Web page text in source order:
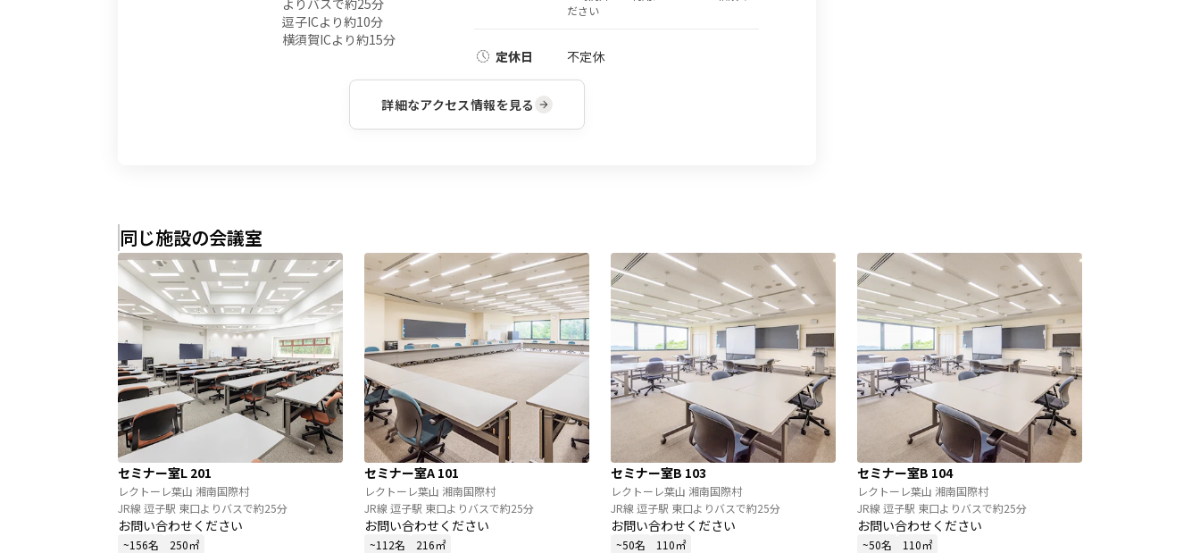
よりバスで約25分
逗子ICより約10分
横須賀ICより約15分
ださい
定休日 不定休
詳細なアクセス情報を見る
同じ施設の会議室
セミナー室L 201
レクトーレ葉山 湘南国際村
JR線 逗子駅 東口よりバスで約25分
お問い合わせください
~156名 250㎡
セミナー室A 101
レクトーレ葉山 湘南国際村
JR線 逗子駅 東口よりバスで約25分
お問い合わせください
~112名 216㎡
セミナー室B 103
レクトーレ葉山 湘南国際村
JR線 逗子駅 東口よりバスで約25分
お問い合わせください
~50名 110㎡
セミナー室B 104
レクトーレ葉山 湘南国際村
JR線 逗子駅 東口よりバスで約25分
お問い合わせください
~50名 110㎡